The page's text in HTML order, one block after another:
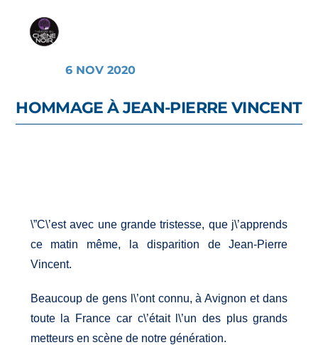
6 NOV 2020
HOMMAGE À JEAN-PIERRE VINCENT
\”C\’est avec une grande tristesse, que j\’apprends
ce matin même, la disparition de Jean-Pierre
Vincent.
Beaucoup de gens l\’ont connu, à Avignon et dans
toute la France car c\’était l\’un des plus grands
metteurs en scène de notre génération.